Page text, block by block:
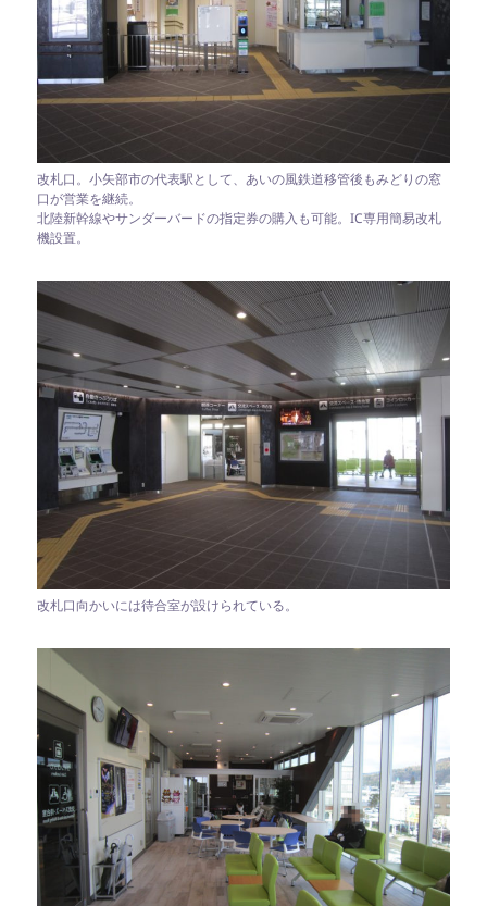
改札口。小矢部市の代表駅として、あいの風鉄道移管後もみどりの窓
口が営業を継続。
北陸新幹線やサンダーバードの指定券の購入も可能。IC専用簡易改札
機設置。
改札口向かいには待合室が設けられている。